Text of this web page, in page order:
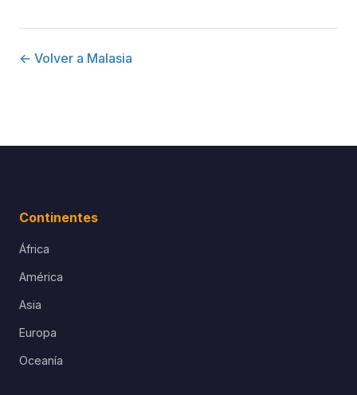
← Volver a Malasia
Continentes
África
América
Asia
Europa
Oceanía